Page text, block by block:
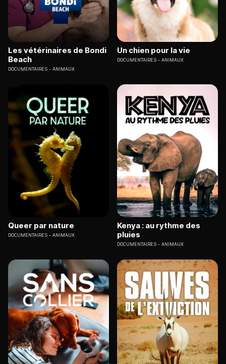
Les vétérinaires de Bondi
Beach
DOCUMENTAIRES ANIMAUX
Un chien pour la vie
DOCUMENTAIRES ANIMAUX
Queer par nature
DOCUMENTAIRES ANIMAUX
Kenya : au rythme des
pluies
DOCUMENTAIRES ANIMAUX